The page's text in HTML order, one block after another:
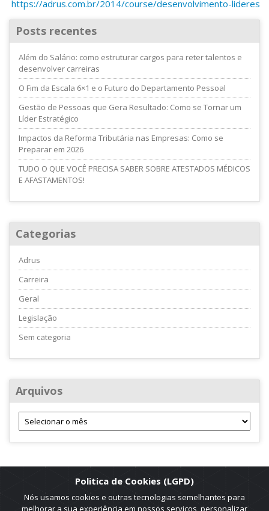
https://adrus.com.br/2014/course/desenvolvimento-lideres
Posts recentes
Além do Salário: como estruturar cargos para reter talentos e
desenvolver carreiras
O Fim da Escala 6×1 e o Futuro do Departamento Pessoal
Gestão de Pessoas que Gera Resultado: Como se Tornar um
Líder Estratégico
Impactos da Reforma Tributária nas Empresas: Como se
Preparar em 2026
TUDO O QUE VOCÊ PRECISA SABER SOBRE ATESTADOS MÉDICOS
E AFASTAMENTOS!
Categorias
Adrus
Carreira
Geral
Legislação
Sem categoria
Arquivos
Politica de Cookies (LGPD)
Nós usamos cookies e outras tecnologias semelhantes para
melhorar a sua experiência em nossos serviços, personalizar